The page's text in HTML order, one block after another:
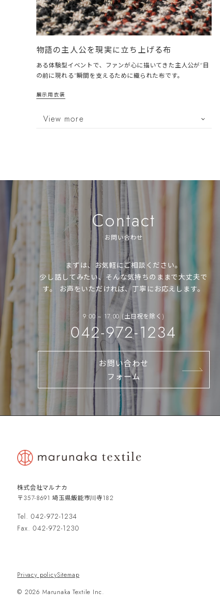
物語の主人公を現実に立ち上げる布
ある体験型イベントで、ファンが心に描いてきた主人公が“目
の前に現れる”瞬間を支えるために織られた布です。
展示用衣装
View more
Contact
お問い合わせ
まずは、お気軽にご相談ください。
少し話してみたい、そんな気持ちのままで大丈夫で
す。
お声をいただければ、丁寧にお応えします。
9:00 ~ 17:00 (土日祝を除く)
042-972-1234
お問い合わせ
フォーム
株式会社マルナカ
〒357-8691 埼玉県飯能市川寺182
Tel. 042-972-1234
Fax. 042-972-1230
Privacy policySitemap
© 2026 Marunaka Textile Inc.